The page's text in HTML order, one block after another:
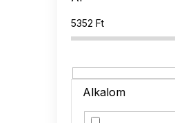
5352 Ft
Alkalom